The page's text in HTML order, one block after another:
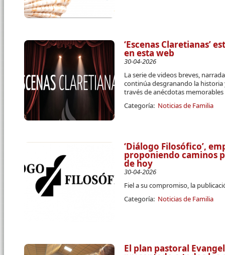
‘Escenas Claretianas’
en esta web
30-04-2026
La serie de videos breves,
continúa desgranando la historia
través de anécdotas memorables
Categoría: Noticias de Familia
‘Diálogo Filosófico’,
proponiendo caminos
de hoy
30-04-2026
Fiel a su compromiso, la
Categoría: Noticias de Familia
El plan pastoral